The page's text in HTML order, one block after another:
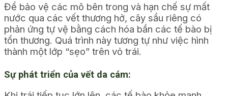
Để bảo vệ các mô bên trong và hạn chế sự mất
nước qua các vết thương hở, cây sầu riêng có
phản ứng tự vệ bằng cách hóa bần các tế bào bị
tổn thương. Quá trình này tương tự như việc hình
thành một lớp “sẹo” trên vỏ trái.
Sự phát triển của vết da cám: